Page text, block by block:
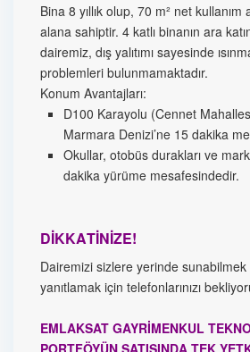
Bina 8 yıllık olup, 70 m² net kullanım
alana sahiptir. 4 katlı binanın ara
dairemiz, dış yalıtımı sayesinde
problemleri bulunmamaktadır.
Konum Avantajları:
D100 Karayolu (Cennet
Marmara Denizi’ne 15 dakika
Okullar, otobüs durakları ve
dakika yürüme mesafesindedir.
DİKKATİNİZE!
Dairemizi sizlere yerinde sunabilmek
yanıtlamak için telefonlarınızı
EMLAKSAT GAYRİMENKUL
PORTFÖYÜN SATIŞINDA TEK